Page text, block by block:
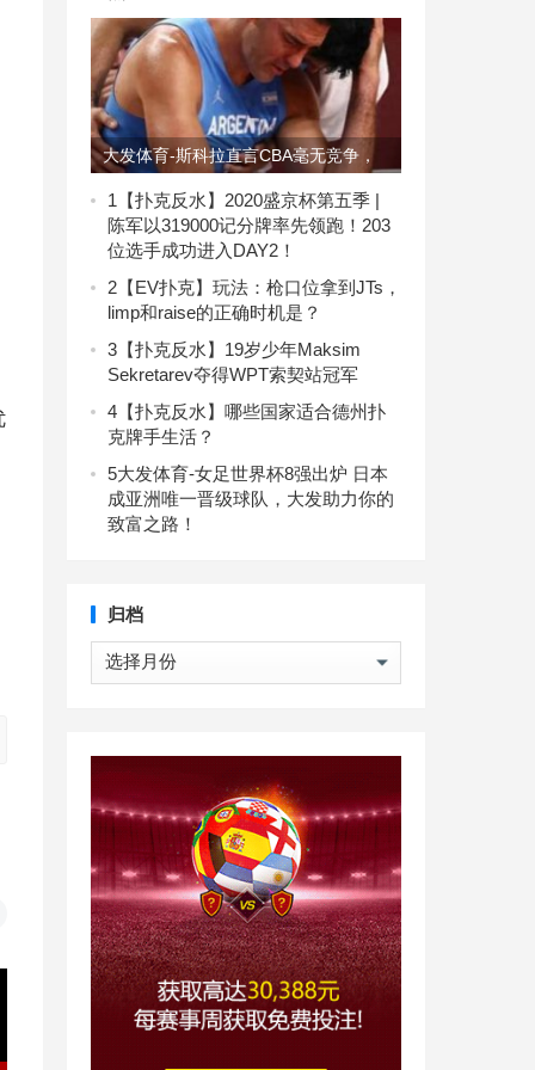
大发体育-斯科拉直言CBA毫无竞争，
工作机会太多只能培养混，大发助力你
的致富之路！
1 【扑克反水】2020盛京杯第五季 |
陈军以319000记分牌率先领跑！203
位选手成功进入DAY2！
2 【EV扑克】玩法：枪口位拿到JTs，
limp和raise的正确时机是？
3 【扑克反水】19岁少年Maksim
Sekretarev夺得WPT索契站冠军
4 【扑克反水】哪些国家适合德州扑
克牌手生活？
5大发体育-女足世界杯8强出炉 日本
成亚洲唯一晋级球队，大发助力你的
致富之路！
归档
归